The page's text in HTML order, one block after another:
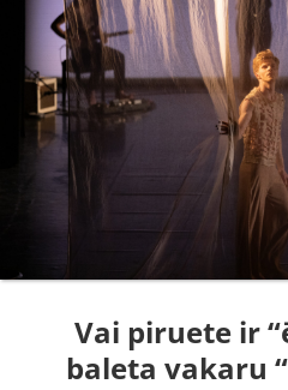
Vai piruete ir
baleta vakaru